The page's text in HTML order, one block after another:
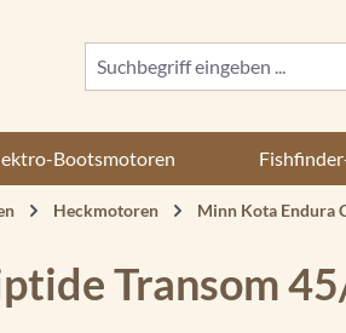
Bootsmotoren
Heckmotoren Minn Kota Endura
Transom